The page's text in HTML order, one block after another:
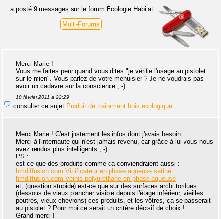
a posté 9 messages sur le forum Écologie Habitat :
Multi-Forums
Merci Marie !
Vous me faites peur quand vous dites "je vérifie l'usage au pistolet
sur le mien". Vous parlez de votre menuisier ? Je ne voudrais pas
avoir un cadavre sur la conscience ; -)
10 février 2011 à 22:29
consulter ce sujet Produit de traitement bois écologique
Merci Marie ! C'est justement les infos dont j'avais besoin.
Merci à l'internaute qui n'est jamais revenu, car grâce à lui vous nous
avez rendus plus intelligents ; -)
PS :
est-ce que des produits comme ça conviendraient aussi :
hmdiffusion.com Vitrificateur en phase aqueuse satiné
hmdiffusion.com Vernis polyuréthane en phase aqueuse
et, (question stupide) est-ce que sur des surfaces archi tordues
(dessous de vieux plancher visible depuis l'étage inférieur, vieilles
poutres, vieux chevrons) ces produits, et les vôtres, ça se passerait
au pistolet ? Pour moi ce serait un critère décisif de choix !
Grand merci !